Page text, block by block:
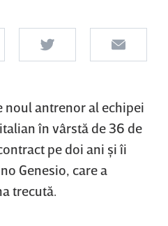
noul antrenor al echipei
în vârstă de 36 de
pe doi ani şi îi
Genesio, care a
trecută.